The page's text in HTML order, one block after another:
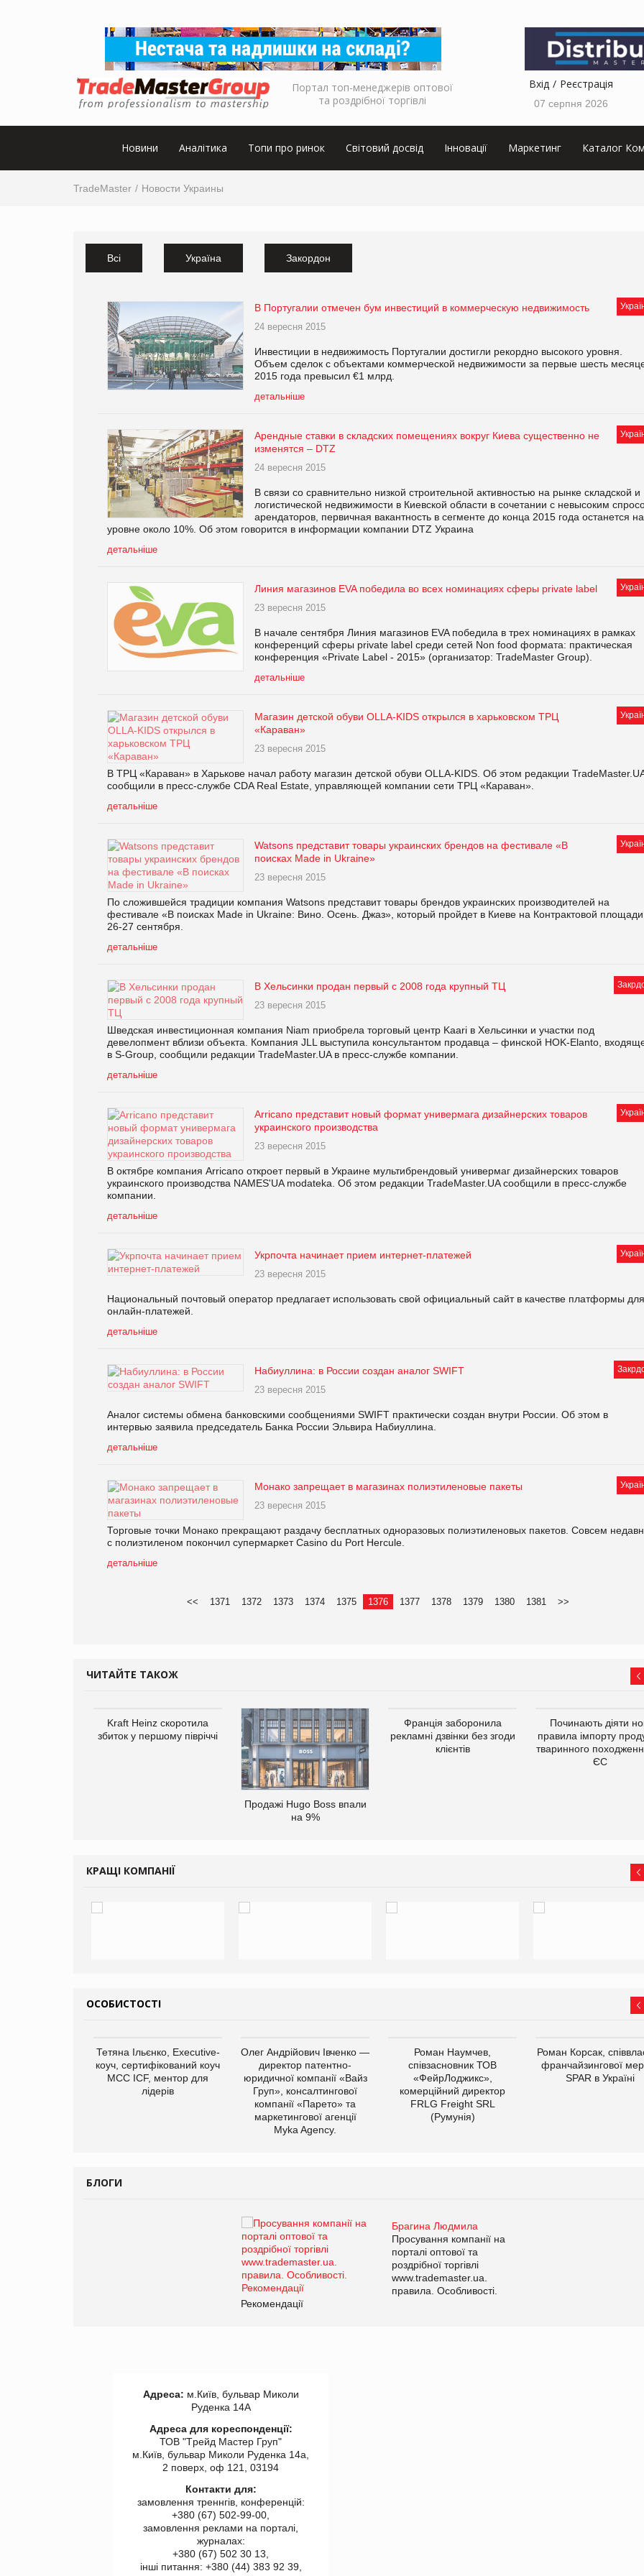
Портал топ-менеджерів оптової
та роздрібної торгівлі
Вхід Реєстрація
07 серпня 2026
Новини Аналітика Топи про ринок Світовий досвід Інновації Маркетинг Каталог
TradeMaster Новости Украины
Всі Україна Закордон
В Португалии отмечен бум инвестиций в коммерческую недвижимость
24 вересня 2015
Инвестиции в недвижимость Португалии достигли рекордно высокого уровня.
Объем сделок с объектами коммерческой недвижимости за первые шесть
2015 года превысил €1 млрд.
детальніше
Арендные ставки в складских помещениях вокруг Киева существенно не
изменятся – DTZ
24 вересня 2015
В связи со сравнительно низкой строительной активностью на рынке складской и
логистической недвижимости в Киевской области в сочетании с невысоким
арендаторов, первичная вакантность в сегменте до конца 2015 года останется на
уровне около 10%. Об этом говорится в информации компании DTZ Украина
детальніше
Линия магазинов EVA победила во всех номинациях сферы private label
23 вересня 2015
В начале сентября Линия магазинов EVA победила в трех номинациях в рамках
конференций сферы private label среди сетей Non food формата: практическая
конференция «Private Label - 2015» (организатор: TradeMaster Group).
детальніше
Магазин детской обуви OLLA-KIDS открылся в харьковском ТРЦ
«Караван»
23 вересня 2015
В ТРЦ «Караван» в Харькове начал работу магазин детской обуви OLLA-KIDS. Об этом редакции
сообщили в пресс-службе CDA Real Estate, управляющей компании сети ТРЦ «Караван».
детальніше
Watsons представит товары украинских брендов на фестивале «В
поисках Made in Ukraine»
23 вересня 2015
По сложившейся традиции компания Watsons представит товары брендов украинских производителей на
фестивале «В поисках Made in Ukraine: Вино. Осень. Джаз», который пройдет в Киеве на Контрактовой площади
26-27 сентября.
детальніше
В Хельсинки продан первый с 2008 года крупный ТЦ
23 вересня 2015
Шведская инвестиционная компания Niam приобрела торговый центр Kaari в Хельсинки и участки под
девелопмент вблизи объекта. Компания JLL выступила консультантом продавца – финской HOK-Elanto,
в S-Group, сообщили редакции TradeMaster.UA в пресс-службе компании.
детальніше
Arricano представит новый формат универмага дизайнерских товаров
украинского производства
23 вересня 2015
В октябре компания Arricano откроет первый в Украине мультибрендовый универмаг дизайнерских товаров
украинского производства NAMES'UA modateka. Об этом редакции TradeMaster.UA сообщили в пресс-службе
компании.
детальніше
Укрпочта начинает прием интернет-платежей
23 вересня 2015
Национальный почтовый оператор предлагает использовать свой официальный сайт в качестве платформы для
онлайн-платежей.
детальніше
Набиуллина: в России создан аналог SWIFT
23 вересня 2015
Аналог системы обмена банковскими сообщениями SWIFT практически создан внутри России. Об этом в
интервью заявила председатель Банка России Эльвира Набиуллина.
детальніше
Монако запрещает в магазинах полиэтиленовые пакеты
23 вересня 2015
Торговые точки Монако прекращают раздачу бесплатных одноразовых полиэтиленовых пакетов. Совсем
с полиэтиленом покончил супермаркет Casino du Port Hercule.
детальніше
<< 1371 1372 1373 1374 1375 1376 1377 1378 1379 1380 1381 >>
ЧИТАЙТЕ ТАКОЖ
Kraft Heinz скоротила
збиток у першому півріччі
Продажі Hugo Boss впали
на 9%
Франція заборонила
рекламні дзвінки без згоди
клієнтів
Починають діяти
правила імпорту
тваринного
ЄС
КРАЩІ КОМПАНІЇ
ОСОБИСТОСТІ
Тетяна Ільєнко, Executive-
коуч, сертифікований коуч
МСС ICF, ментор для
лідерів
Олег Андрійович Івченко —
директор патентно-
юридичної компанії «Вайз
Груп», консалтингової
компанії «Парето» та
маркетингової агенції
Myka Agency.
Роман Наумчев,
співзасновник ТОВ
«ФейрЛоджикс»,
комерційний директор
FRLG Freight SRL
(Румунія)
Роман Корсак,
франчайзингової
SPAR в Україні
БЛОГИ
Брагина Людмила
Просування компанії на
порталі оптової та
роздрібної торгівлі
www.trademaster.ua.
правила. Особливості.
Рекомендації
Адреса: м.Київ, бульвар Миколи
Руденка 14А
Адреса для кореспонденції:
ТОВ "Tрейд Мастер Груп"
м.Київ, бульвар Миколи Руденка 14а,
2 поверх, оф 121, 03194
Контакти для:
замовлення треннгів, конференцій:
+380 (67) 502-99-00,
замовлення реклами на порталі,
журналах:
+380 (67) 502 30 13,
інші питання: +380 (44) 383 92 39,